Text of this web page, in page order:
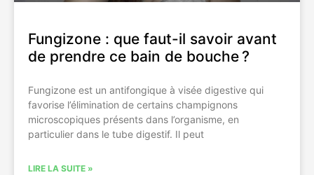
Fungizone : que faut-il savoir avant
de prendre ce bain de bouche ?
Fungizone est un antifongique à visée digestive qui
favorise l’élimination de certains champignons
microscopiques présents dans l’organisme, en
particulier dans le tube digestif. Il peut
LIRE LA SUITE »